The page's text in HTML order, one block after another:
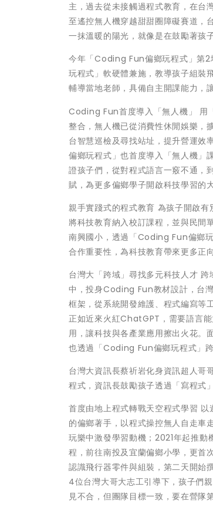
主，過去從未接觸過程式教育，在台
至遙控無人機穿越甜甜圈障礙賽道，
一抹溫暖的陽光，就像是在鼓勵著孩
今年「Coding Fun偏鄉玩程式」第
玩程式」軟硬體兼施，教導孩子組裝
輔導當地老師，具備自主開課能力，
Coding Fun首度導入「無人機」 用
整合，無人機已從消費性休閒娛樂，
台智慧巡檢及尋找站址，提升營運
偏鄉玩程式」也首度導入「無人機」
證孩子們，從對程式語言一竅不通，
賦，為更多偏鄉學子開啟科技學習的大
親手實踐式的程式教育 為孩子開啟
將科技教育納入校訂課程，並與民間
南興國小，透過「Coding Fun偏鄉
合作重要性，為科技教育帶來更多正
台灣大「跨域」尋找多元科技人才
中，投身Coding Fun教材設計，台
框架，從系統開發維護、程式編寫等
正如近來火紅ChatGPT，需要語言
用，讓科技與各產業應用擦出火花。
也透過「Coding Fun偏鄉玩程式」
台灣大資訊長蔡祈岩化身資訊超人哥
程式，資訊長鼓勵孩子透過「寫程式
首度由地上程式轉戰天空程式學習
的偏鄉著手，以程式操控無人自走
玩樂中激發學習動機；2021年起推
程，前往南投及宜蘭偏鄉小學，更首
認識飛行器零件與組裝，第二天開
4位台灣大哥大志工引導下，孩子們
見不合，但團隊目標一致，要在營隊